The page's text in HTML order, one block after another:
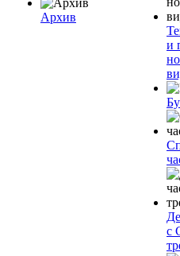
Архив
и
с